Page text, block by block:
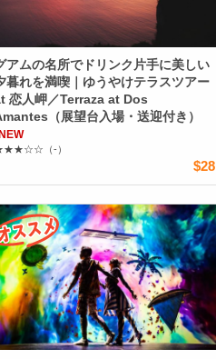
アムの名所でドリンク片手に美しい
暮れを満喫｜ゆうやけテラスツアー
恋人岬／Terraza at Dos
（展望台入場・送迎付き）
NEW
（-）
$28